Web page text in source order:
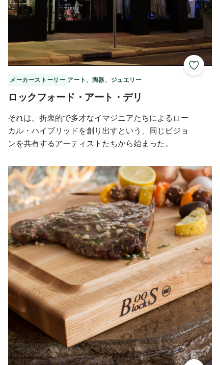
お気に
メーカーストーリー アート、陶器、ジュエリー
ロックフォード・アート・デリ
それは、折衷的で多才なイマジニアたちによるロー
カル・ハイブリッドを創り出すという、同じビジョ
ンを共有するアーティストたちから始まった。
ジョン・ブース商会